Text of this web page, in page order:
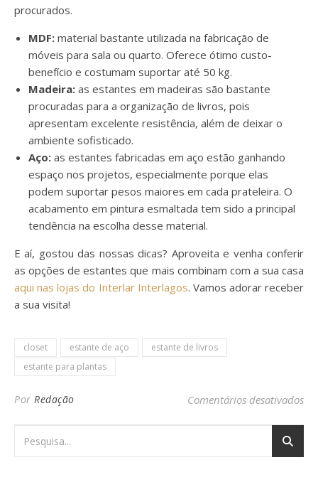
procurados.
MDF: material bastante utilizada na fabricação de
móveis para sala ou quarto. Oferece ótimo custo-
benefício e costumam suportar até 50 kg.
Madeira: as estantes em madeiras são bastante
procuradas para a organização de livros, pois
apresentam excelente resistência, além de deixar o
ambiente sofisticado.
Aço: as estantes fabricadas em aço estão ganhando
espaço nos projetos, especialmente porque elas
podem suportar pesos maiores em cada prateleira. O
acabamento em pintura esmaltada tem sido a principal
tendência na escolha desse material.
E aí, gostou das nossas dicas? Aproveita e venha conferir
as opções de estantes que mais combinam com a sua casa
aqui nas lojas do Interlar Interlagos. Vamos adorar receber
a sua visita!
closet estante de aço
estante de livros
estante para plantas
Por Redação Comentários desativados